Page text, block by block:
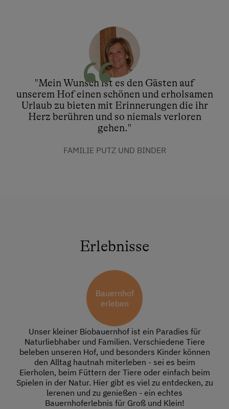
"Mein Wunsch ist es den Gästen auf
unserem Hof einen schönen und erholsamen
Urlaub zu bieten mit Erinnerungen die ihr
Herz berühren und so niemals verloren
gehen."
FAMILIE PUTZ UND BINDER
Erlebnisse
Bauernhof
erleben
Unser kleiner Biobauernhof ist ein Paradies für
Naturliebhaber und Familien. Verschiedene Tiere
beleben unseren Hof, und besonders Kinder können
den Alltag hautnah miterleben - sei es beim
Eierholen, beim Füttern der Tiere oder einfach beim
Spielen in der Natur. Hier gibt es viel zu entdecken, zu
lerenen und zu genießen - ein echtes
Bauernhoferlebnis für Groß und Klein!